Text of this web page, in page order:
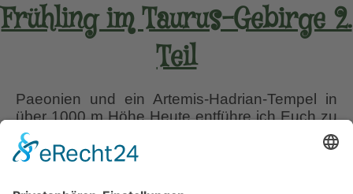
Frühling im Taurus-Gebirge 2.
Teil
Paeonien und ein Artemis-Hadrian-Tempel in
über 1000 m Höhe Heute entführe ich Euch zu
zwei völlig unterschiedlichen Zielen, die
gemeinsam haben, dass man sie jeweils in